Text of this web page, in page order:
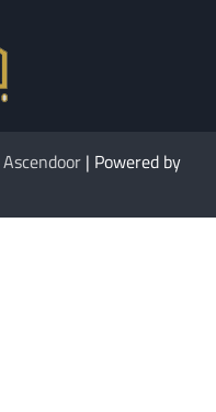
Ascendoor | Powered by